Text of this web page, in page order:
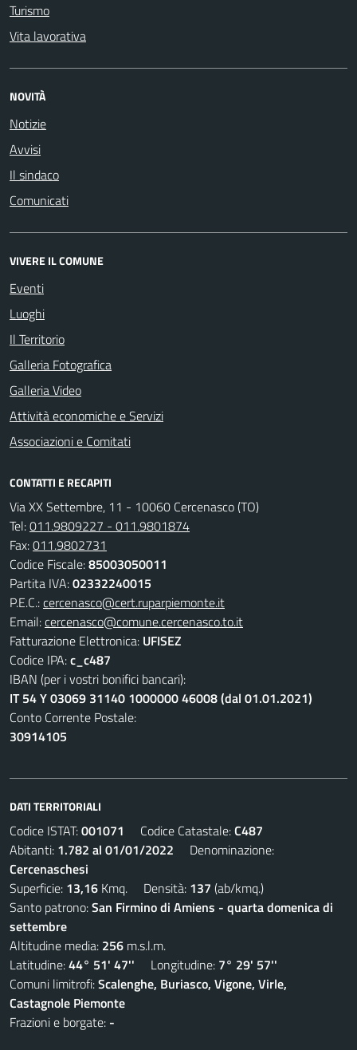
Turismo
Vita lavorativa
NOVITÀ
Notizie
Avvisi
Il sindaco
Comunicati
VIVERE IL COMUNE
Eventi
Luoghi
Il Territorio
Galleria Fotografica
Galleria Video
Attività economiche e Servizi
Associazioni e Comitati
CONTATTI E RECAPITI
Via XX Settembre, 11 - 10060 Cercenasco (TO)
Tel:011.9809227 - 011.9801874
Fax:011.9802731
Codice Fiscale:85003050011
Partita IVA:02332240015
P.E.C.:cercenasco@cert.ruparpiemonte.it
Email:cercenasco@comune.cercenasco.to.it
Fatturazione Elettronica: UFISEZ
Codice IPA:c_c487
IBAN (per i vostri bonifici bancari):
IT 54 Y 03069 31140 1000000 46008 (dal 01.01.2021)
Conto Corrente Postale:
30914105
DATI TERRITORIALI
Codice ISTAT:001071 Codice Catastale:C487
Abitanti: 1.782 al 01/01/2022 Denominazione:
Cercenaschesi
Superficie: 13,16 Kmq. Densità: 137 (ab/kmq.)
Santo patrono:San Firmino di Amiens - quarta domenica di
settembre
Altitudine media: 256 m.s.l.m.
Latitudine:44° 51' 47'' Longitudine: 7° 29' 57''
Comuni limitrofi:Scalenghe, Buriasco, Vigone, Virle,
Castagnole Piemonte
Frazioni e borgate: -